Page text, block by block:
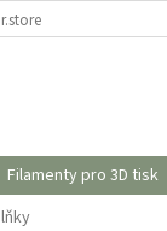
Filamenty pro 3D tisk